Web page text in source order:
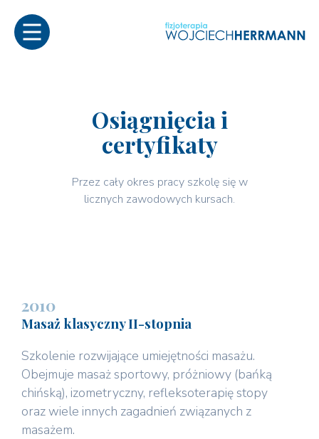
Osiągnięcia i
certyfikaty
Przez cały okres pracy szkolę się w
licznych zawodowych kursach.
2010
Masaż klasyczny II-stopnia
Szkolenie rozwijające umiejętności masażu.
Obejmuje masaż sportowy, próżniowy (bańką
chińską), izometryczny, refleksoterapię stopy
oraz wiele innych zagadnień związanych z
masażem.